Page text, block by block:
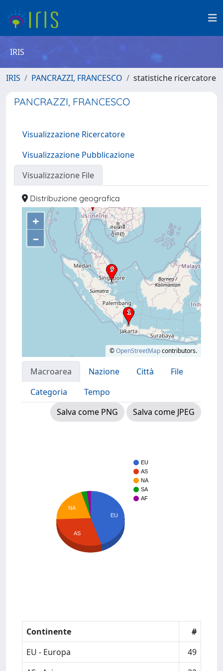
IRIS
IRIS PANCRAZZI, FRANCESCO statistiche ricercatore
PANCRAZZI, FRANCESCO
Visualizzazione Ricercatore
Visualizzazione Pubblicazione
Visualizzazione File
Distribuzione geografica
+
–
©OpenStreetMapcontributors.
Macroarea Nazione Città
File
Categoria
Tempo
Salva come PNG
Salva come JPEG
EU
AS
NA
SA
AF
EU
NA
AS
Continente
#
EU - Europa
49